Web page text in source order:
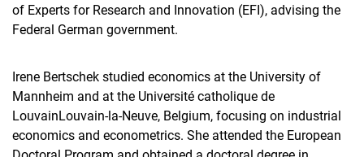
of Experts for Research and Innovation (EFI), advising the
Federal German government.
Irene Bertschek studied economics at the University of
Mannheim and at the Université catholique de
LouvainLouvain-la-Neuve, Belgium, focusing on industrial
economics and econometrics. She attended the European